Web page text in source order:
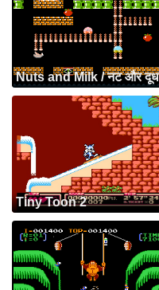
Nuts and Milk / नट और दूध
Tiny Toon 2